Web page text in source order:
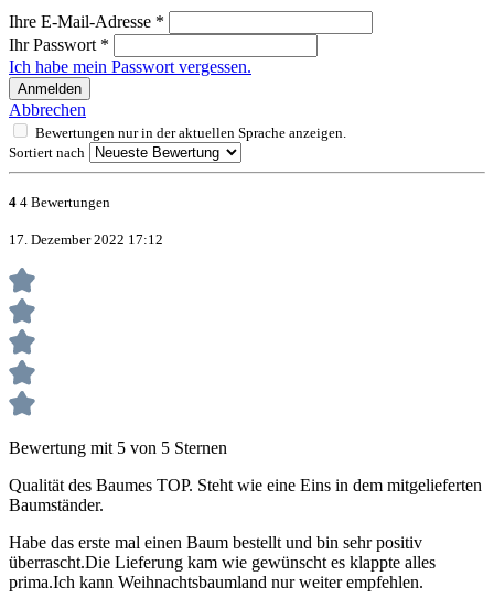
Ihre E-Mail-Adresse *
Ihr Passwort *
Ich habe mein Passwort vergessen.
Anmelden
Abbrechen
Bewertungen nur in der aktuellen Sprache anzeigen.
Sortiert nach
4 4 Bewertungen
17. Dezember 2022 17:12
Bewertung mit 5 von 5 Sternen
Qualität des Baumes TOP. Steht wie eine Eins in dem mitgelieferten
Baumständer.
Habe das erste mal einen Baum bestellt und bin sehr positiv
überrascht.Die Lieferung kam wie gewünscht es klappte alles
prima.Ich kann Weihnachtsbaumland nur weiter empfehlen.